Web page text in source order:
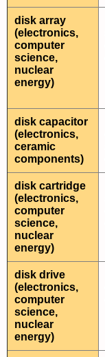
disk array
(electronics,
computer
science,
nuclear
energy)
disk capacitor
(electronics,
ceramic
components)
disk cartridge
(electronics,
computer
science,
nuclear
energy)
disk drive
(electronics,
computer
science,
nuclear
energy)